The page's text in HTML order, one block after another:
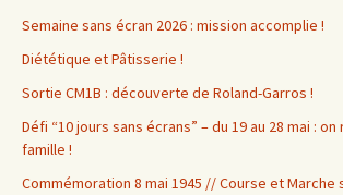
Semaine sans écran 2026 : mission accomplie !
Diététique et Pâtisserie !
Sortie CM1B : découverte de Roland-Garros !
Défi “10 jours sans écrans” – du 19 au 28 mai :
famille !
Commémoration 8 mai 1945 // Course et Marche